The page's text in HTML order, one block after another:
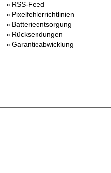
RSS-Feed
Pixelfehlerrichtlinien
Batterieentsorgung
Rücksendungen
Garantieabwicklung